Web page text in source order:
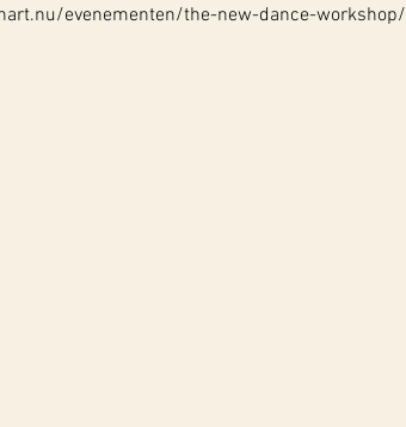
evenementen/the-new-dance-workshop/